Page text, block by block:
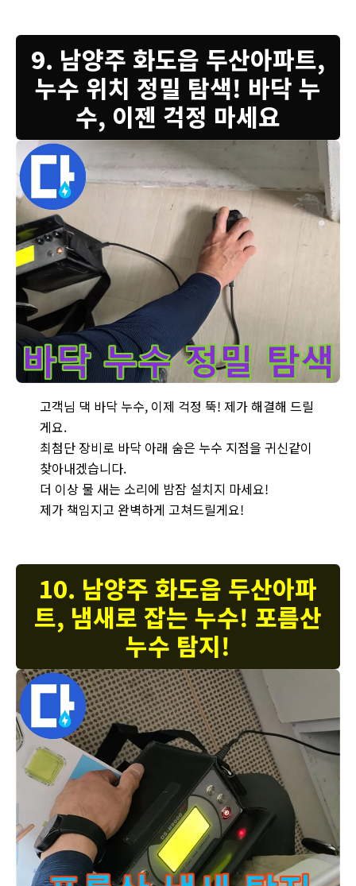
9. 남양주 화도읍 두산아파트,
누수 위치 정밀 탐색! 바닥 누
수, 이젠 걱정 마세요
고객님 댁 바닥 누수, 이제 걱정 뚝! 제가 해결해 드릴
게요.
최첨단 장비로 바닥 아래 숨은 누수 지점을 귀신같이
찾아내겠습니다.
더 이상 물 새는 소리에 밤잠 설치지 마세요!
제가 책임지고 완벽하게 고쳐드릴게요!
10. 남양주 화도읍 두산아파
트, 냄새로 잡는 누수! 포름산
누수 탐지!